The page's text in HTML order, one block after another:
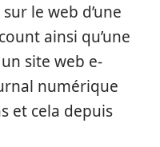
le web d’une
ainsi qu’une
site web e-
numérique
et cela depuis